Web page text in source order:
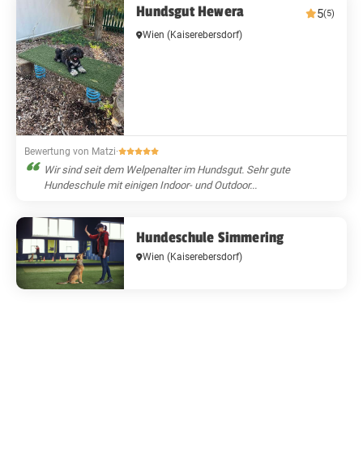
Hundsgut Hewera 5(5)
Wien(Kaiserebersdorf)
Bewertung von Matzi·
Wir sind seit dem Welpenalter im Hundsgut. Sehr gute
Hundeschule mit einigen Indoor- und Outdoor...
Hundeschule Simmering
Wien(Kaiserebersdorf)